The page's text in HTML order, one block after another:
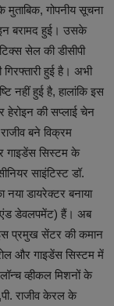
गोपनीय सूचना
बरामद हुई। उसके
सेल की डीसीपी
गिरफ्तारी हुई है। अभी
नहीं हुई है, हालांकि इस
हेरोइन की सप्लाई चेन
बने विक्रम
गाइडेंस सिस्टम के
साइंटिस्ट डॉ.
डायरेक्टर बनाया
एंड डेवलपमेंट) हैं। अब
प्रमुख सेंटर की कमान
और गाइडेंस सिस्टम में
व्हीकल मिशनों के
राजीव केरल के